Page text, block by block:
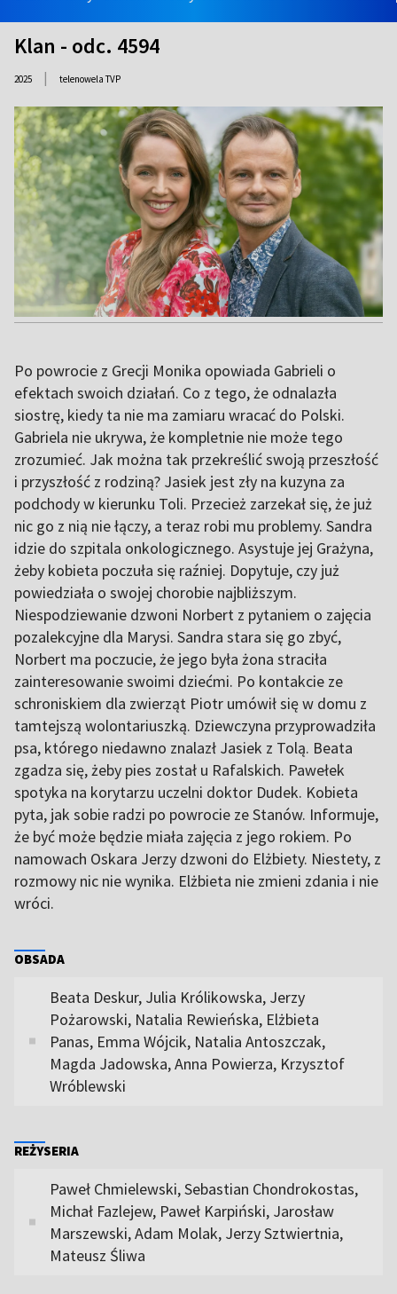
Klan - odc. 4594
2025 | telenowela TVP
Po powrocie z Grecji Monika opowiada Gabrieli o
efektach swoich działań. Co z tego, że odnalazła
siostrę, kiedy ta nie ma zamiaru wracać do Polski.
Gabriela nie ukrywa, że kompletnie nie może tego
zrozumieć. Jak można tak przekreślić swoją przeszłość
i przyszłość z rodziną? Jasiek jest zły na kuzyna za
podchody w kierunku Toli. Przecież zarzekał się, że już
nic go z nią nie łączy, a teraz robi mu problemy. Sandra
idzie do szpitala onkologicznego. Asystuje jej Grażyna,
żeby kobieta poczuła się raźniej. Dopytuje, czy już
powiedziała o swojej chorobie najbliższym.
Niespodziewanie dzwoni Norbert z pytaniem o zajęcia
pozalekcyjne dla Marysi. Sandra stara się go zbyć,
Norbert ma poczucie, że jego była żona straciła
zainteresowanie swoimi dziećmi. Po kontakcie ze
schroniskiem dla zwierząt Piotr umówił się w domu z
tamtejszą wolontariuszką. Dziewczyna przyprowadziła
psa, którego niedawno znalazł Jasiek z Tolą. Beata
zgadza się, żeby pies został u Rafalskich. Pawełek
spotyka na korytarzu uczelni doktor Dudek. Kobieta
pyta, jak sobie radzi po powrocie ze Stanów. Informuje,
że być może będzie miała zajęcia z jego rokiem. Po
namowach Oskara Jerzy dzwoni do Elżbiety. Niestety, z
rozmowy nic nie wynika. Elżbieta nie zmieni zdania i nie
wróci.
OBSADA
Beata Deskur, Julia Królikowska, Jerzy
Pożarowski, Natalia Rewieńska, Elżbieta
Panas, Emma Wójcik, Natalia Antoszczak,
Magda Jadowska, Anna Powierza, Krzysztof
Wróblewski
REŻYSERIA
Paweł Chmielewski, Sebastian Chondrokostas,
Michał Fazlejew, Paweł Karpiński, Jarosław
Marszewski, Adam Molak, Jerzy Sztwiertnia,
Mateusz Śliwa